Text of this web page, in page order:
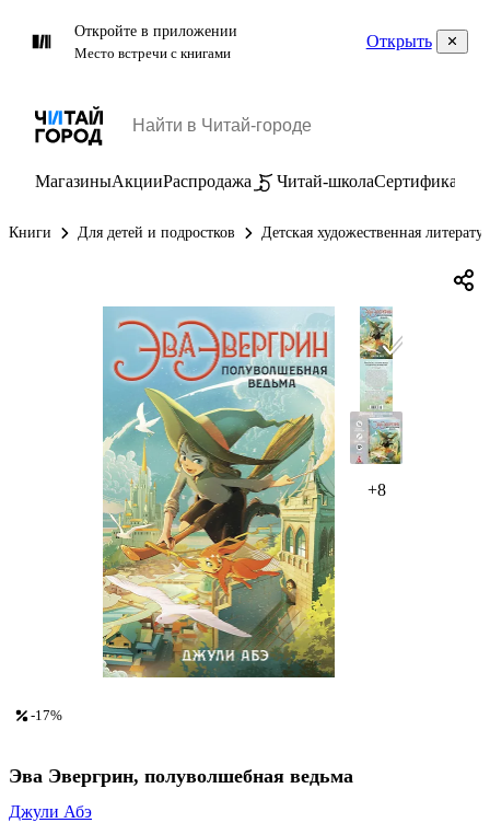
Откройте в приложении
Место встречи с книгами
Открыть
МагазиныАкцииРаспродажа Читай-школаСертификаты
Книги Для детей и подростков Детская художественная
+8
-17%
Эва Эвергрин, полуволшебная ведьма
Джули Абэ